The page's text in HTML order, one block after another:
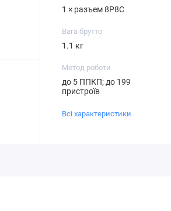
1 × разъем 8P8C
Вага брутто
1.1 кг
Метод роботи
до 5 ППКП; до 199
пристроїв
Всі характеристики